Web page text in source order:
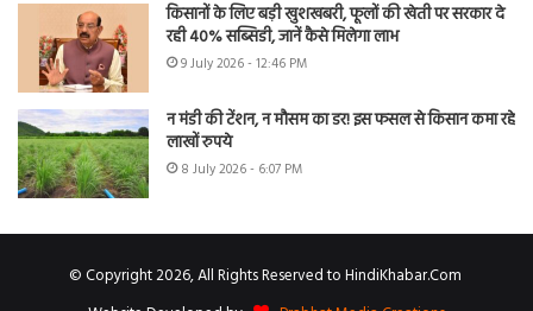
किसानों के लिए बड़ी खुशखबरी, फूलों की खेती पर सरकार दे
रही 40% सब्सिडी, जानें कैसे मिलेगा लाभ
9 July 2026 - 12:46 PM
न मंडी की टेंशन, न मौसम का डर! इस फसल से किसान कमा रहे
लाखों रुपये
8 July 2026 - 6:07 PM
© Copyright 2026, All Rights Reserved to HindiKhabar.Com